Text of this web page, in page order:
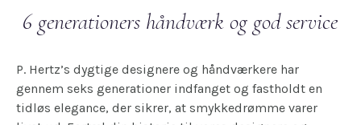
6 generationers håndværk og god service
P. Hertz’s dygtige designere og håndværkere har
gennem seks generationer indfanget og fastholdt en
tidløs elegance, der sikrer, at smykkedrømme varer